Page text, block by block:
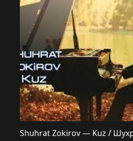
Shuhrat Zokirov — Kuz /